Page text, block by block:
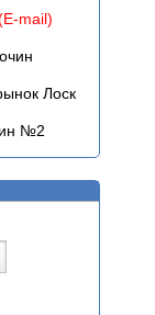
mail)
Лоск
№2